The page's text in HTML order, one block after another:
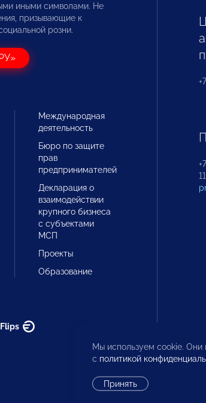
иными символами. Не
призывающие к
розни.
Международная
деятельность
Бюро по защите
прав
предпринимателей
Декларация о
взаимодействии
крупного бизнеса
с субъектами
МСП
Проекты
Образование
Flips
Мы используем cookie. Они
с политикой
Принять